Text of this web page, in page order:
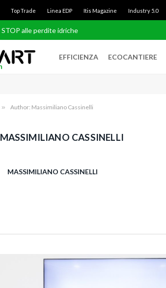
Top Trade Linea EDP Itis Magazine Industry 5.0
Balaeno rimuove i rifiuti dal mare
EFFICIENZA ECOCANTIERE
» Author: Massimiliano Cassinelli
MASSIMILIANO CASSINELLI
MASSIMILIANO CASSINELLI